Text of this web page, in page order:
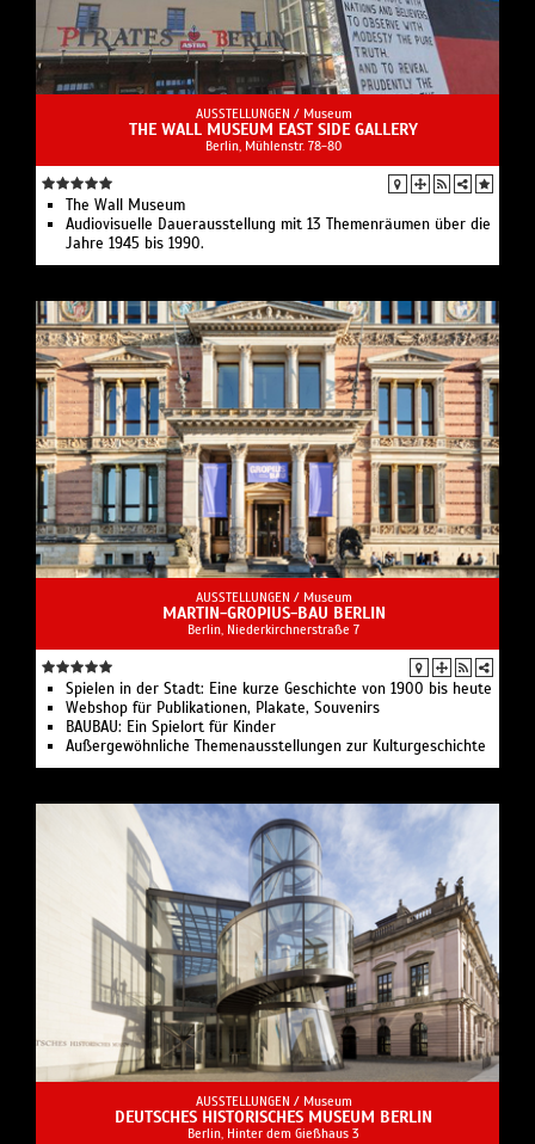
AUSSTELLUNGEN / Museum
THE WALL MUSEUM EAST SIDE GALLERY
Berlin, Mühlenstr. 78-80
The Wall Museum
Audiovisuelle Dauerausstellung mit 13 Themenräumen über die
Jahre 1945 bis 1990.
AUSSTELLUNGEN / Museum
MARTIN-GROPIUS-BAU BERLIN
Berlin, Niederkirchnerstraße 7
Spielen in der Stadt: Eine kurze Geschichte von 1900 bis heute
Webshop für Publikationen, Plakate, Souvenirs
BAUBAU: Ein Spielort für Kinder
Außergewöhnliche Themenausstellungen zur Kulturgeschichte
AUSSTELLUNGEN / Museum
DEUTSCHES HISTORISCHES MUSEUM BERLIN
Berlin, Hinter dem Gießhaus 3